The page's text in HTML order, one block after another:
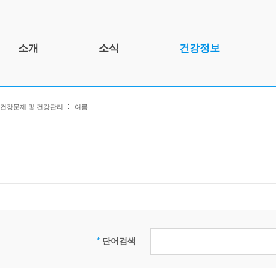
소개
개요
소식 건강정보
건강문제 및 건강관리 여름
* 단어검색